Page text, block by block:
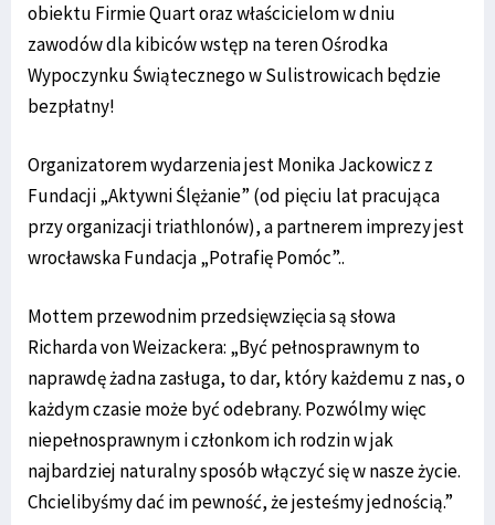
obiektu Firmie Quart oraz właścicielom w dniu
zawodów dla kibiców wstęp na teren Ośrodka
Wypoczynku Świątecznego w Sulistrowicach będzie
bezpłatny!
Organizatorem wydarzenia jest Monika Jackowicz z
Fundacji „Aktywni Ślężanie” (od pięciu lat pracująca
przy organizacji triathlonów), a partnerem imprezy jest
wrocławska Fundacja „Potrafię Pomóc”..
Mottem przewodnim przedsięwzięcia są słowa
Richarda von Weizackera: „Być pełnosprawnym to
naprawdę żadna zasługa, to dar, który każdemu z nas, o
każdym czasie może być odebrany. Pozwólmy więc
niepełnosprawnym i członkom ich rodzin w jak
najbardziej naturalny sposób włączyć się w nasze życie.
Chcielibyśmy dać im pewność, że jesteśmy jednością.”